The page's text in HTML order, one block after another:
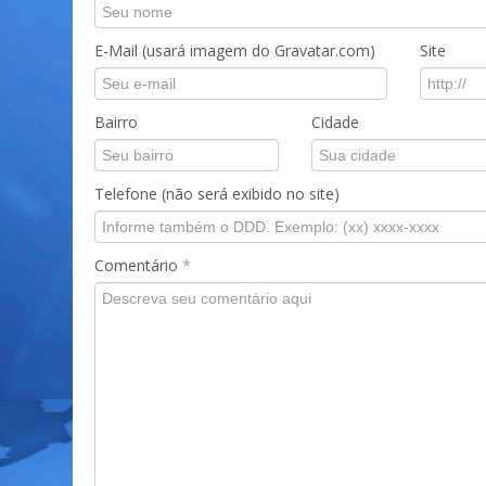
E-Mail (usará imagem do Gravatar.com) Site
Bairro Cidade
Telefone (não será exibido no site)
Comentário *